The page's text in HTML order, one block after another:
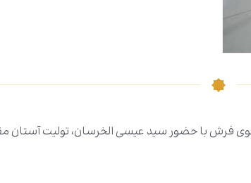
فرش با حضور سید عیسی الخرسان، تولیت آستان